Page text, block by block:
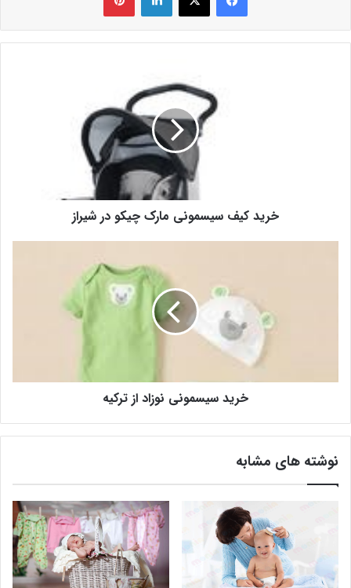
خرید کیف سیسمونی مارک چیکو در شیراز
خرید سیسمونی نوزاد از ترکیه
نوشته های مشابه